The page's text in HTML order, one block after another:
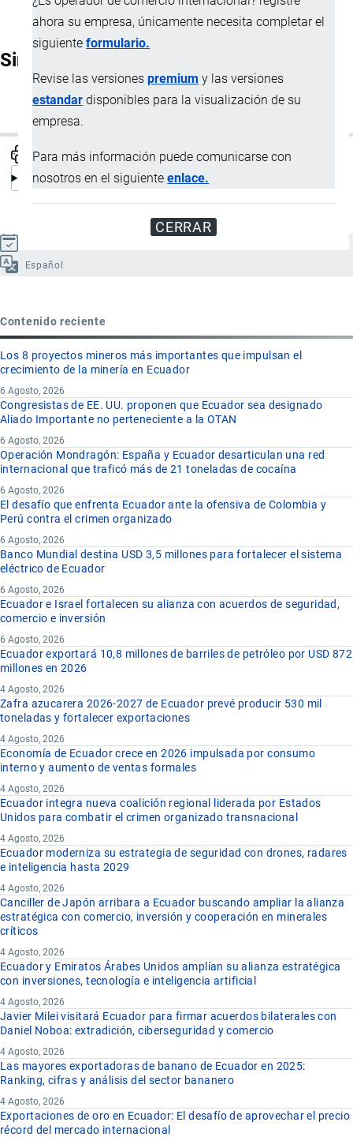
ahora su empresa, únicamente necesita completar el
siguienteformulario.
Revise las versionespremium y las versiones
estandar disponibles para la visualización de su
empresa.
Para más información puede comunicarse con
nosotros en el siguienteenlace.
CERRAR
Sinónimos
Master
Español
Contenido reciente
Los 8 proyectos mineros más importantes que impulsan el
crecimiento de la minería en Ecuador
6 Agosto, 2026
Congresistas de EE. UU. proponen que Ecuador sea designado
Aliado Importante no perteneciente a la OTAN
6 Agosto, 2026
Operación Mondragón: España y Ecuador desarticulan una red
internacional que traficó más de 21 toneladas de cocaína
6 Agosto, 2026
El desafío que enfrenta Ecuador ante la ofensiva de Colombia y
Perú contra el crimen organizado
6 Agosto, 2026
Banco Mundial destina USD 3,5 millones para fortalecer el sistema
eléctrico de Ecuador
6 Agosto, 2026
Ecuador e Israel fortalecen su alianza con acuerdos de seguridad,
comercio e inversión
6 Agosto, 2026
Ecuador exportará 10,8 millones de barriles de petróleo por USD 872
millones en 2026
4 Agosto, 2026
Zafra azucarera 2026-2027 de Ecuador prevé producir 530 mil
toneladas y fortalecer exportaciones
4 Agosto, 2026
Economía de Ecuador crece en 2026 impulsada por consumo
interno y aumento de ventas formales
4 Agosto, 2026
Ecuador integra nueva coalición regional liderada por Estados
Unidos para combatir el crimen organizado transnacional
4 Agosto, 2026
Ecuador moderniza su estrategia de seguridad con drones, radares
e inteligencia hasta 2029
4 Agosto, 2026
Canciller de Japón arribara a Ecuador buscando ampliar la alianza
estratégica con comercio, inversión y cooperación en minerales
críticos
4 Agosto, 2026
Ecuador y Emiratos Árabes Unidos amplían su alianza estratégica
con inversiones, tecnología e inteligencia artificial
4 Agosto, 2026
Javier Milei visitará Ecuador para firmar acuerdos bilaterales con
Daniel Noboa: extradición, ciberseguridad y comercio
4 Agosto, 2026
Las mayores exportadoras de banano de Ecuador en 2025:
Ranking, cifras y análisis del sector bananero
4 Agosto, 2026
Exportaciones de oro en Ecuador: El desafío de aprovechar el precio
récord del mercado internacional